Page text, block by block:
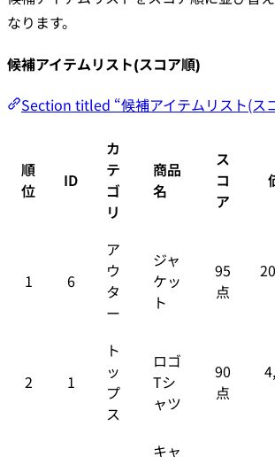
なります。
候補アイテムリスト(スコア順)
Section titled “候補アイテムリスト(ス
順
位
ID
カ
テ
ゴ
リ
商品
名
ス
コ
ア
1 6
ア
ウ
タ
ー
ジャ
ケッ
ト
95
点
2 1
ト
ッ
プ
ス
ロゴ
Tシ
ャツ
90
点
キャ